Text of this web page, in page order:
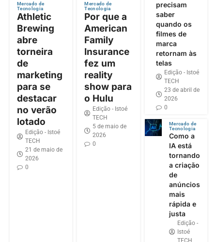
Mercado de
Tecnologia
Athletic
Brewing
abre
torneira
de
marketing
para se
destacar
no verão
lotado
Edição - Istoé
TECH
21 de maio de
2026
0
Mercado de
Tecnologia
Por que a
American
Family
Insurance
fez um
reality
show para
o Hulu
Edição - Istoé
TECH
5 de maio de
2026
0
precisam
saber
quando os
filmes de
marca
retornam às
telas
Edição - Istoé
TECH
23 de abril de
2026
0
Mercado de
Tecnologia
Como a
IA está
tornando
a criação
de
anúncios
mais
rápida e
justa
Edição -
Istoé
TECH